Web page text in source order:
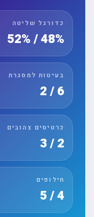
כדורגל שליטה
48% / 52%
בעיטות למסגרת
6 / 2
כרטיסים צהובים
חילופים